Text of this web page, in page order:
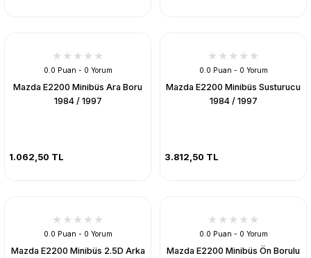
0.0 Puan - 0 Yorum
Mazda E2200 Minibüs Ara Boru
1984 / 1997
1.062,50 TL
0.0 Puan - 0 Yorum
Mazda E2200 Minibüs Susturucu
1984 / 1997
3.812,50 TL
0.0 Puan - 0 Yorum
Mazda E2200 Minibüs 2.5D Arka
0.0 Puan - 0 Yorum
Mazda E2200 Minibüs Ön Borulu